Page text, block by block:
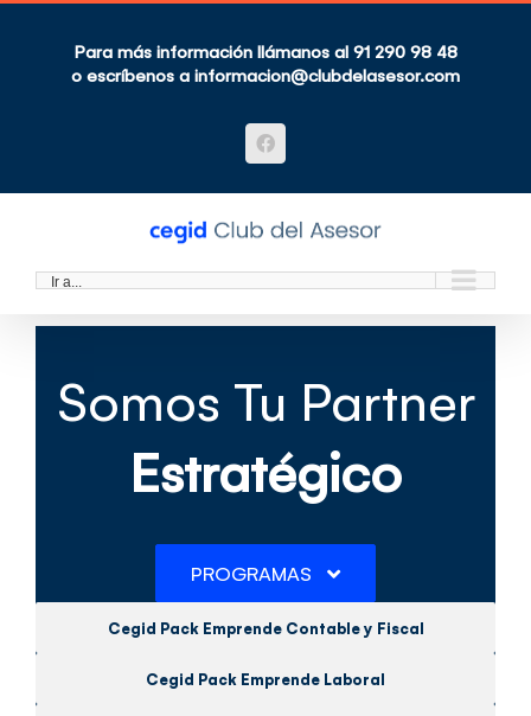
Saltar
contenidoPara más información llámanos al 91 290 98 48
o escríbenos a informacion@clubdelasesor.com
Facebook
Ir a...
Somos Tu Partner
Estratégico
PROGRAMAS
Cegid Pack Emprende Contable y Fiscal
Cegid Pack Emprende Laboral